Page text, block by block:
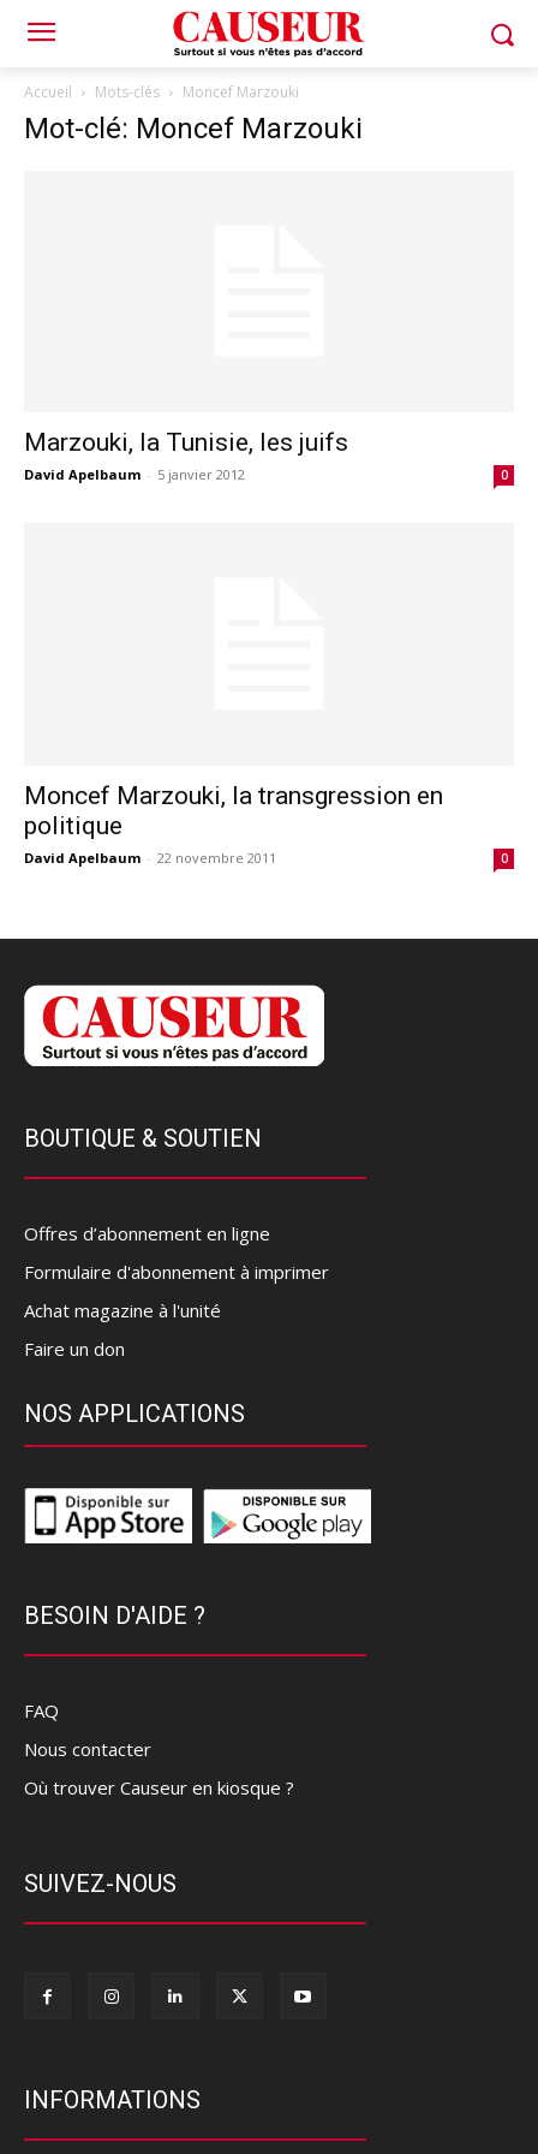
Accueil Mots-clés Moncef Marzouki
Mot-clé: Moncef Marzouki
Marzouki, la Tunisie, les juifs
David Apelbaum - 5 janvier 2012 0
Moncef Marzouki, la transgression en
politique
David Apelbaum - 22 novembre 2011 0
BOUTIQUE & SOUTIEN
Offres d’abonnement en ligne
Formulaire d'abonnement à imprimer
Achat magazine à l'unité
Faire un don
NOS APPLICATIONS
BESOIN D'AIDE ?
FAQ
Nous contacter
Où trouver Causeur en kiosque ?
SUIVEZ-NOUS
INFORMATIONS